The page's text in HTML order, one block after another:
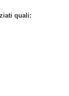
quali: